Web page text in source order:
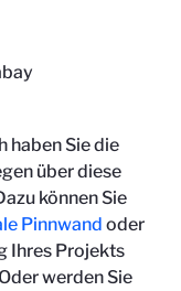
haben Sie die
über diese
können Sie
Pinnwand oder
Ihres Projekts
werden Sie